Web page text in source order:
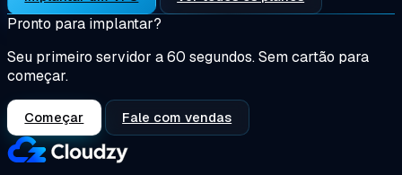
Pronto para implantar?
Seu primeiro servidor a 60 segundos. Sem cartão para
começar.
Começar Fale com vendas